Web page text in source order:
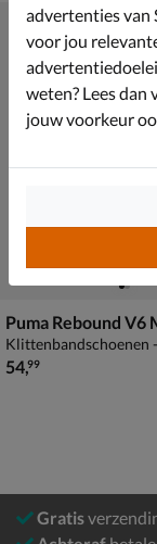
Puma Rebound V6
Klittenbandschoenen
€ 54,99
54,99
Gratis
advertenties van
voor jou
weten? Lees dan
jouw voorkeur